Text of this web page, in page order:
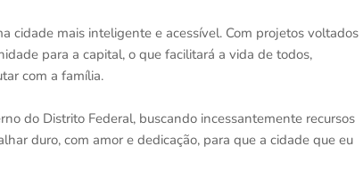
cidade mais inteligente e acessível. Com projetos voltados
para a capital, o que facilitará a vida de todos,
com a família.
do Distrito Federal, buscando incessantemente recursos
duro, com amor e dedicação, para que a cidade que eu